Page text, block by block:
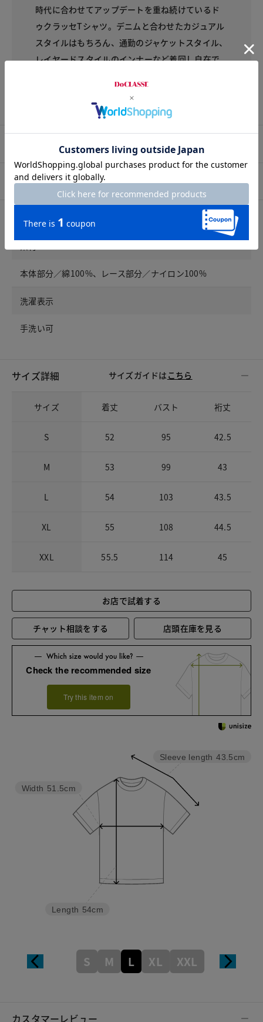
時代に合わせてアップデートを重ね続けているド
ゥクラッセTシャツ。デニムと合わせたカジュアル
スタイルはもちろん、通勤のジャケットスタイル、
レイヤードスタイルのインナーなど着回し自在で
スタッフコーデ
本体部分／綿100%、レース部分／ナイロン100%
洗濯表示
手洗い可
サイズ詳細 サイズガイドは こちら
サイズ 着丈 バスト 裄丈
S 52 95 42.5
M 53 99 43
L 54 103 43.5
XL 55 108 44.5
XXL 55.5 114 45
お店で試着する
チャット相談をする 店頭在庫を見る
Check the recommended size
Try this item on
Sleeve length 43.5cm
Length 54cm
Width 51.5cm
S M L XL XXL
カスタマーレビュー